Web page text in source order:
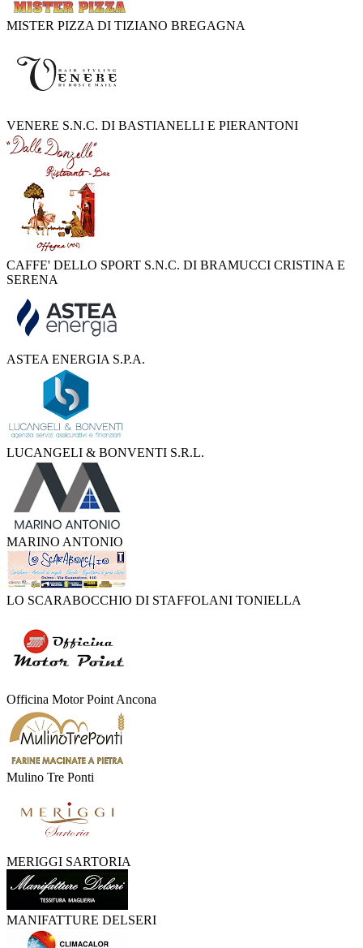
MISTER PIZZA DI TIZIANO BREGAGNA
VENERE S.N.C. DI BASTIANELLI E PIERANTONI
CAFFE' DELLO SPORT S.N.C. DI BRAMUCCI CRISTINA E
SERENA
ASTEA ENERGIA S.P.A.
LUCANGELI & BONVENTI S.R.L.
MARINO ANTONIO
LO SCARABOCCHIO DI STAFFOLANI TONIELLA
Officina Motor Point Ancona
Mulino Tre Ponti
MERIGGI SARTORIA
MANIFATTURE DELSERI